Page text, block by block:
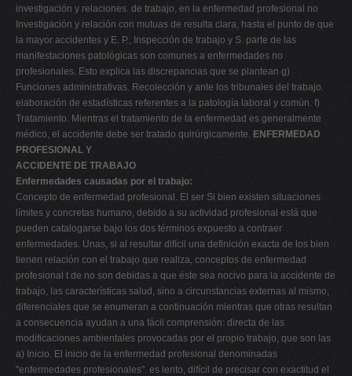
investigación y relaciones. de trabajo, en la enfermedad profesional no
Investigación y relación con mutuas de resulta clara, hasta el punto de que
la mayor accidentes y E. P., Inspección de trabajo y S. parte de las
manifestaciones patológicas son comunes a enfermedades no
profesionales. Esto explica las discrepancias que se plantean g)
Funciones administrativas. Recolección y ante los tribunales del trabajo.
elaboración de estadísticas referentes a la patología laboral y común. f)
Tratamiento. Mientras el tratamiento de la enfermedad es generalmente
médico, el accidente debe ser tratado quirúrgicamente. ENFERMEDAD
PROFESIONAL Y
ACCIDENTE DE TRABAJO
Enfermedades causadas por el trabajo:
Concepto de enfermedad profesional. El ser Si bien existen situaciones
límites y concretas humano, debido a su actividad profesional está que
pueden catalogarse bajo los dos términos expuesto a contraer
enfermedades. Unas, si al resultar difícil una definición exacta de los bien
tienen relación con el trabajo que realiza, conceptos de enfermedad
profesional t de no son debidas a que éste sea nocivo para la accidente de
trabajo, las características salud, sino a circunstancias externas al mismo,
diferenciales que se enumeran a continuación mientras que otras resultan
a consecuencia ayudan a una fácil comprensión: directa de las
modificaciones ambientales provocadas por el propio trabajo, que son las
a) Inicio. El inicio de la enfermedad profesional denominadas
"enfermedades profesionales". es lento, difícil de precisar con exactitud el